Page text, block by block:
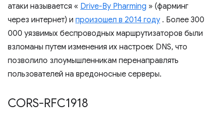
атаки называется « Drive-By Pharming » (фарминг
через интернет) и произошел в 2014 году . Более 300
000 уязвимых беспроводных маршрутизаторов были
взломаны путем изменения их настроек DNS, что
позволило злоумышленникам перенаправлять
пользователей на вредоносные серверы.
CORS-RFC1918